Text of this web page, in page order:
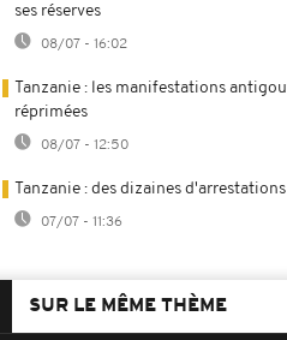
ses réserves
08/07 - 16:02
Tanzanie : les manifestations
réprimées
08/07 - 12:50
Tanzanie : des dizaines
07/07 - 11:36
SUR LE MÊME THÈME